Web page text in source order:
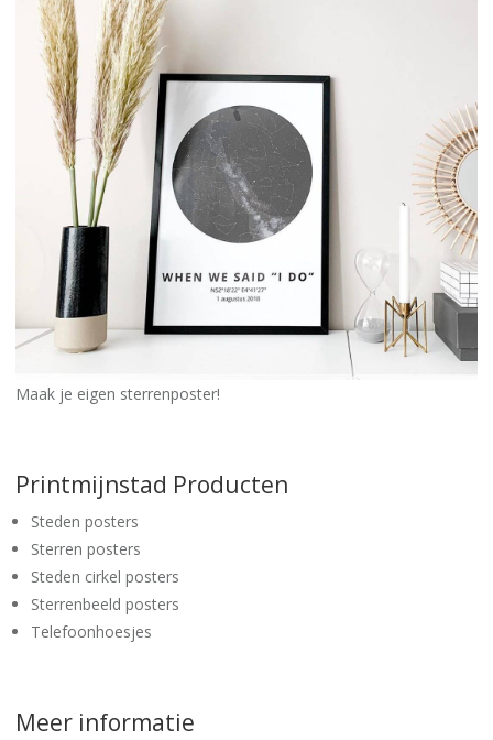
Maak je eigen sterrenposter!
Printmijnstad Producten
Steden posters
Sterren posters
Steden cirkel posters
Sterrenbeeld posters
Telefoonhoesjes
Meer informatie